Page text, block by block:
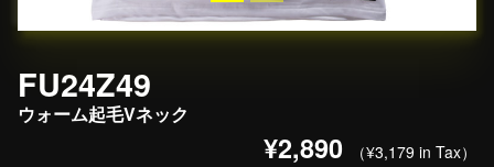
FU24Z49
ウォーム起毛Vネック
¥2,890 （¥3,179 in Tax）